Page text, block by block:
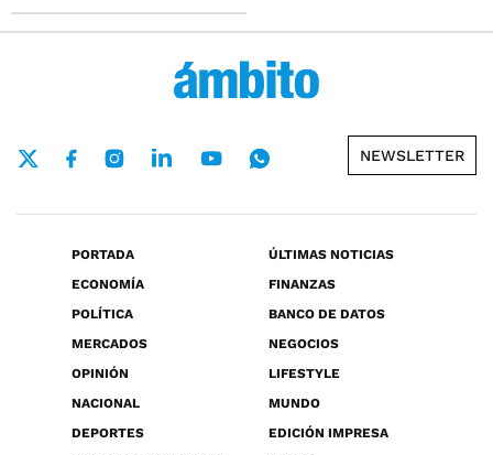
NEWSLETTER
PORTADA
ÚLTIMAS NOTICIAS
ECONOMÍA
FINANZAS
POLÍTICA
BANCO DE DATOS
MERCADOS
NEGOCIOS
OPINIÓN
LIFESTYLE
NACIONAL
MUNDO
DEPORTES
EDICIÓN IMPRESA